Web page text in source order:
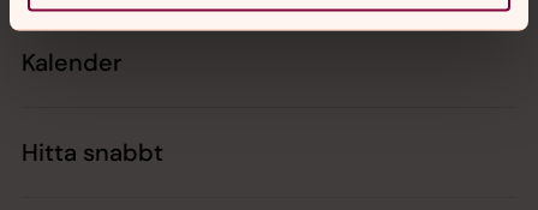
Kalender
Hitta snabbt